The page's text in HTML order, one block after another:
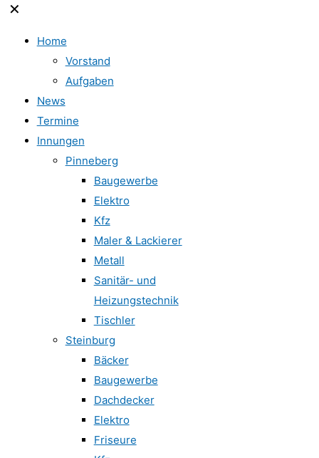
✕
Home
Vorstand
Aufgaben
News
Termine
Innungen
Pinneberg
Baugewerbe
Elektro
Kfz
Maler & Lackierer
Metall
Sanitär- und
Heizungstechnik
Tischler
Steinburg
Bäcker
Baugewerbe
Dachdecker
Elektro
Friseure